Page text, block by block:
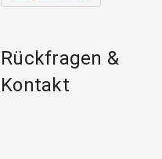
Rückfragen &
Kontakt